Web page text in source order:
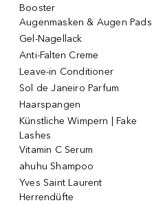
Booster
Augenmasken & Augen Pads
Gel-Nagellack
Anti-Falten Creme
Leave-in Conditioner
Sol de Janeiro Parfum
Haarspangen
Künstliche Wimpern | Fake
Lashes
Vitamin C Serum
ahuhu Shampoo
Yves Saint Laurent
Herrendüfte